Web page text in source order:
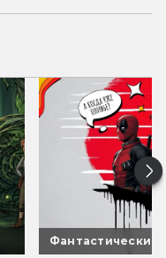
Фантастические